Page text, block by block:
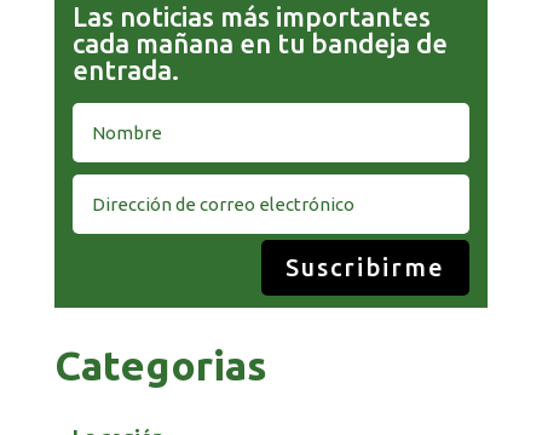
Las noticias más importantes
cada mañana en tu bandeja de
entrada.
Suscribirme
Categorias